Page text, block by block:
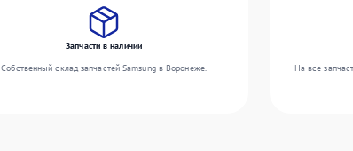
Запчасти в наличии
Собственный склад запчастей Samsung в Воронеже.
На все